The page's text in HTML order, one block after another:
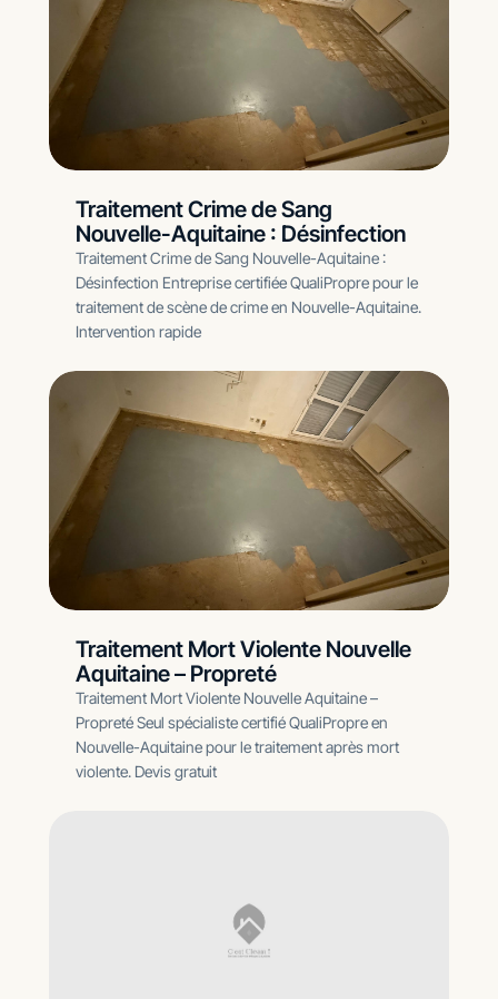
Traitement Crime de Sang
Nouvelle-Aquitaine : Désinfection
Traitement Crime de Sang Nouvelle-Aquitaine :
Désinfection Entreprise certifiée QualiPropre pour le
traitement de scène de crime en Nouvelle-Aquitaine.
Intervention rapide
Traitement Mort Violente Nouvelle
Aquitaine – Propreté
Traitement Mort Violente Nouvelle Aquitaine –
Propreté Seul spécialiste certifié QualiPropre en
Nouvelle-Aquitaine pour le traitement après mort
violente. Devis gratuit